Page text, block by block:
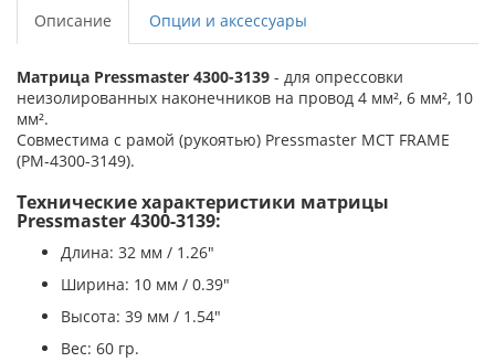
Описание Опции и аксессуары
Матрица Pressmaster 4300-3139 - для опрессовки
неизолированных наконечников на провод 4 мм², 6 мм², 10
мм².
Совместима с рамой (рукоятью) Pressmaster MCT FRAME
(PM-4300-3149).
Технические характеристики матрицы
Pressmaster 4300-3139:
Длина: 32 мм / 1.26"
Ширина: 10 мм / 0.39"
Высота: 39 мм / 1.54"
Вес: 60 гр.